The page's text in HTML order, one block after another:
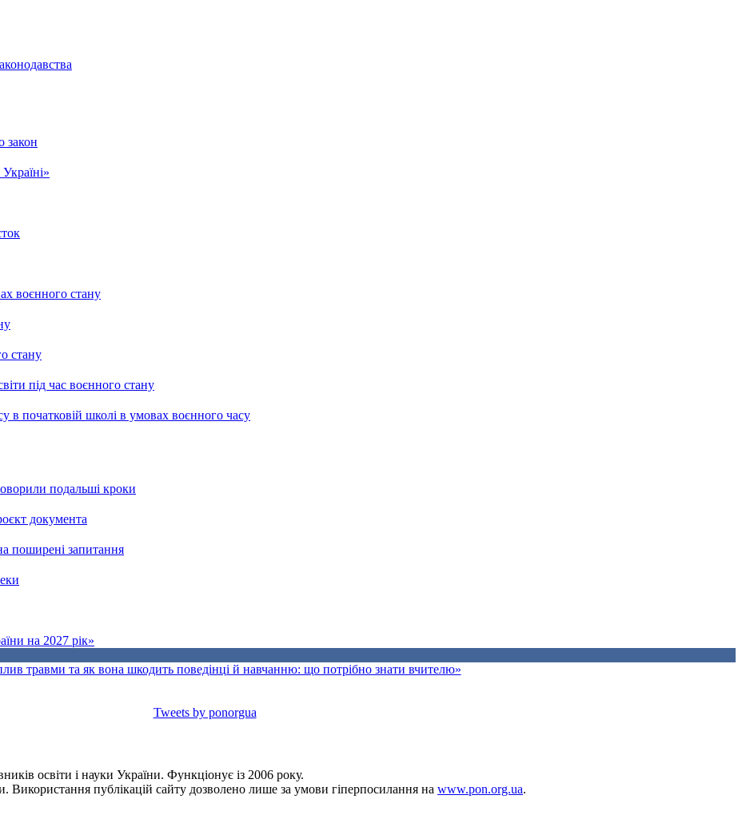
закон
воєнного стану
стану
під час воєнного стану
в початковій школі в умовах воєнного часу
подальші кроки
документа
поширені запитання
на 2027 рік»
травми та як вона шкодить поведінці й навчанню: що потрібно знати вчителю»
Tweets by ponorgua
освіти і науки України. Функціонує із 2006 року.
Використання публікацій сайту дозволено лише за умови гіперпосилання на www.pon.org.ua.